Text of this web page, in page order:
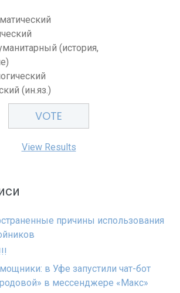
(история,
(ин.яз.)
View Results
причины использования
в Уфе запустили чат-бот
в мессенджере «Макс»